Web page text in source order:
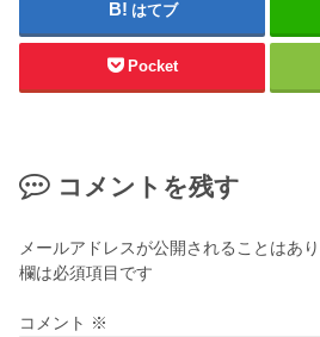
はてブ
Pocket
コメントを残す
メールアドレスが公開されることはあり
欄は必須項目です
コメント ※